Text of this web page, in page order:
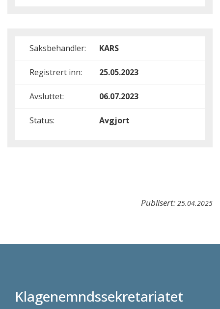
Saksbehandler: KARS
Registrert inn: 25.05.2023
Avsluttet: 06.07.2023
Status: Avgjort
Publisert: 25.04.2025
Klagenemndssekretariatet